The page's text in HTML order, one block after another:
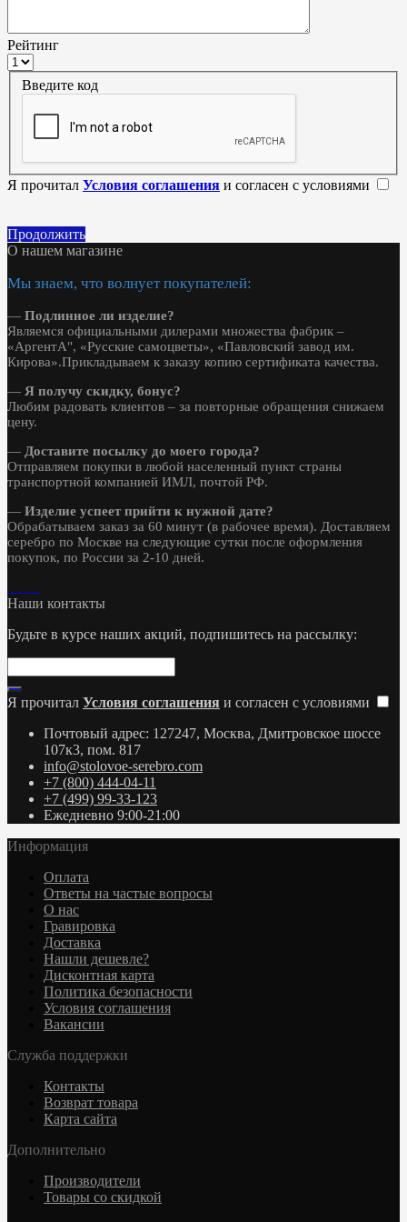
Рейтинг
Введите код
Я прочитал Условия соглашения и согласен с условиями
Продолжить
О нашем магазине
Мы знаем, что волнует покупателей:
— Подлинное ли изделие?
Являемся официальными дилерами множества фабрик –
«АргентА", «Русские самоцветы», «Павловский завод им.
Кирова».Прикладываем к заказу копию сертификата качества.
— Я получу скидку, бонус?
Любим радовать клиентов – за повторные обращения снижаем
цену.
— Доставите посылку до моего города?
Отправляем покупки в любой населенный пункт страны
транспортной компанией ИМЛ, почтой РФ.
— Изделие успеет прийти к нужной дате?
Обрабатываем заказ за 60 минут (в рабочее время). Доставляем
серебро по Москве на следующие сутки после оформления
покупок, по России за 2-10 дней.
Наши контакты
Будьте в курсе наших акций, подпишитесь на рассылку:
Я прочитал Условия соглашения и согласен с условиями
Почтовый адрес: 127247, Москва, Дмитровское шоссе
107к3, пом. 817
info@stolovoe-serebro.com
+7 (800) 444-04-11
+7 (499) 99-33-123
Ежедневно 9:00-21:00
Информация
Оплата
Ответы на частые вопросы
О нас
Гравировка
Доставка
Нашли дешевле?
Дисконтная карта
Политика безопасности
Условия соглашения
Вакансии
Служба поддержки
Контакты
Возврат товара
Карта сайта
Дополнительно
Производители
Товары со скидкой